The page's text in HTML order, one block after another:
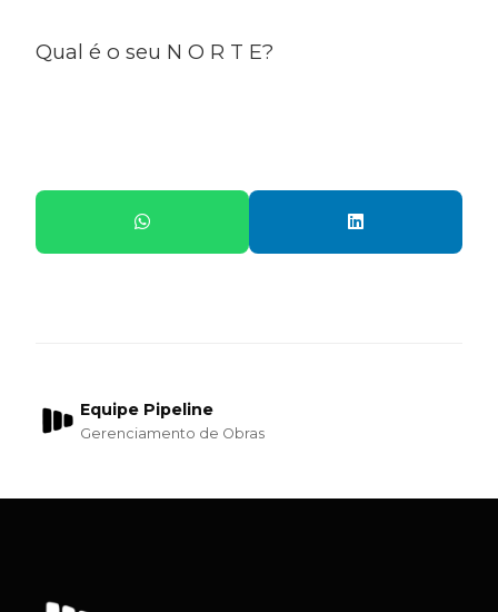
Qual é o seu N O R T E?
Equipe Pipeline
Gerenciamento de Obras